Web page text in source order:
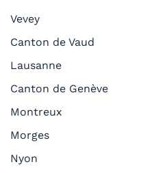
Vevey
Canton de Vaud
Lausanne
Canton de Genève
Montreux
Morges
Nyon